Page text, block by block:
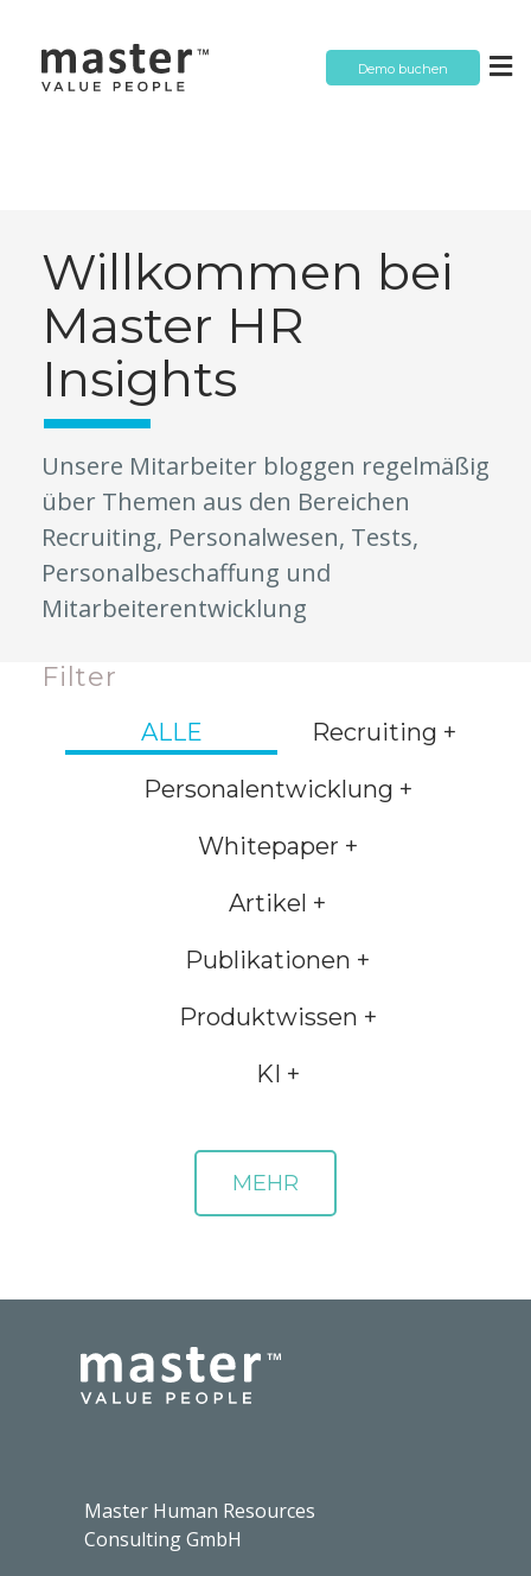
Demo buchen
Willkommen bei
Master HR
Insights
Unsere Mitarbeiter bloggen regelmäßig
über Themen aus den Bereichen
Recruiting, Personalwesen, Tests,
Personalbeschaffung und
Mitarbeiterentwicklung
Filter
ALLE
Recruiting +
Personalentwicklung +
Whitepaper +
Artikel +
Publikationen +
Produktwissen +
KI +
Master Human Resources
Consulting GmbH